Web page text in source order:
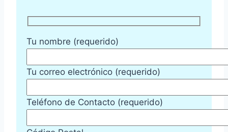
Tu nombre (requerido)
Tu correo electrónico (requerido)
Teléfono de Contacto (requerido)